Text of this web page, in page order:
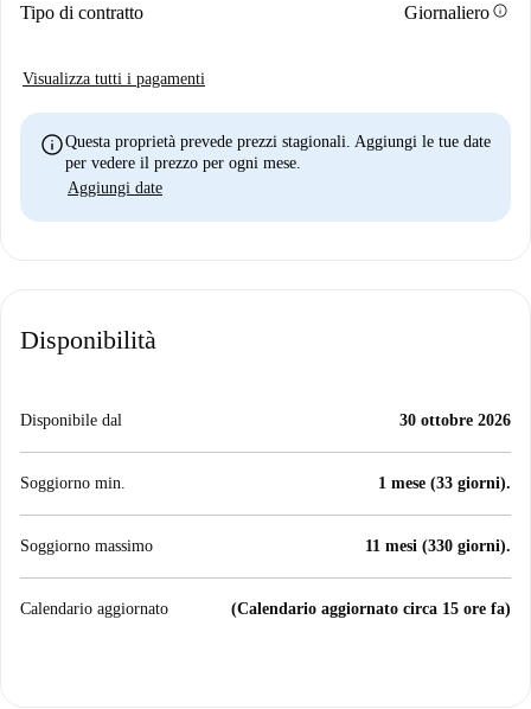
Tipo di contratto Giornalieroinfo
Visualizza tutti i pagamenti
infoQuesta proprietà prevede prezzi stagionali. Aggiungi le tue date
per vedere il prezzo per ogni mese.
Aggiungi date
Disponibilità
Disponibile dal 30 ottobre 2026
Soggiorno min. 1 mese (33 giorni).
Soggiorno massimo 11 mesi (330 giorni).
Calendario aggiornato (Calendario aggiornato circa 15 ore fa)